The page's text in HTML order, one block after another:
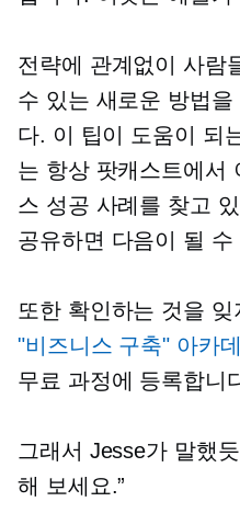
전략에 관계없이 사람
수 있는 새로운 방법을
다. 이 팁이 도움이 되
는 항상 팟캐스트에서
스 성공 사례를 찾고
공유하면 다음이 될 수
또한 확인하는 것을 잊
"비즈니스 구축" 아카데
무료 과정에 등록합니
그래서 Jesse가 말했
해 보세요.”